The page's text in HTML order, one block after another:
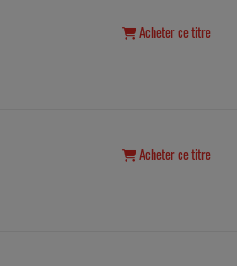
Acheter ce titre
Acheter ce titre